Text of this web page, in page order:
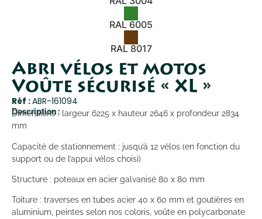
RAL 6005
RAL 8017
Abri vélos et motos
Voûte sécurisé « XL »
Réf :ABR-161094
Description :
Dimensions : largeur 6225 x hauteur 2646 x profondeur 2834
mm
Capacité de stationnement : jusqu’à 12 vélos (en fonction du
support ou de l’appui vélos choisi)
Structure : poteaux en acier galvanisé 80 x 80 mm
Toiture : traverses en tubes acier 40 x 60 mm et goutières en
aluminium, peintes selon nos coloris, voûte en polycarbonate